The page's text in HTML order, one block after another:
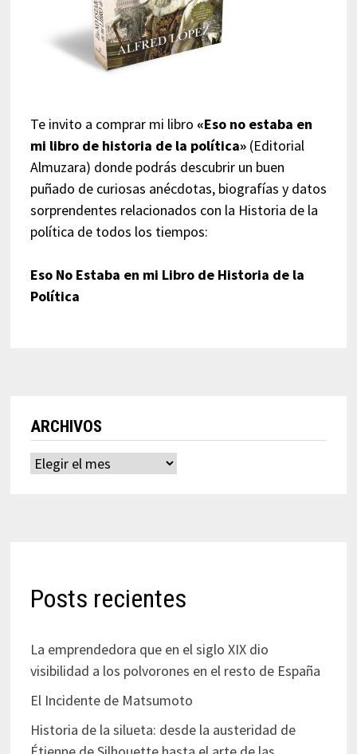
Te invito a comprar mi libro «Eso no estaba en
mi libro de historia de la política»(Editorial
Almuzara) donde podrás descubrir un buen
puñado de curiosas anécdotas, biografías y datos
sorprendentes relacionados con la Historia de la
política de todos los tiempos:
Eso No Estaba en mi Libro de Historia de la
Política
ARCHIVOS
Archivos
Posts recientes
La emprendedora que en el siglo XIX dio
visibilidad a los polvorones en el resto de España
El Incidente de Matsumoto
Historia de la silueta: desde la austeridad de